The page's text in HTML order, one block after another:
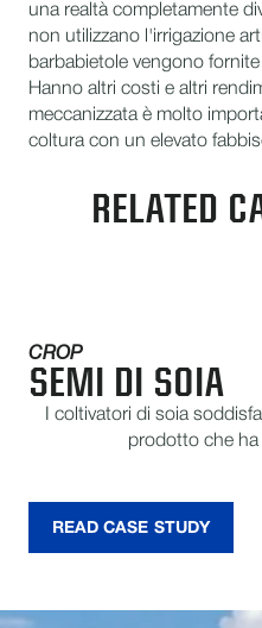
una realtà completamente
non utilizzano l'irrigazione
barbabietole vengono
Hanno altri costi e altri
meccanizzata è molto
coltura con un elevato
RELATED
CROP
SEMI DI SOIA
I coltivatori di soia
prodotto che ha
READ CASE STUDY